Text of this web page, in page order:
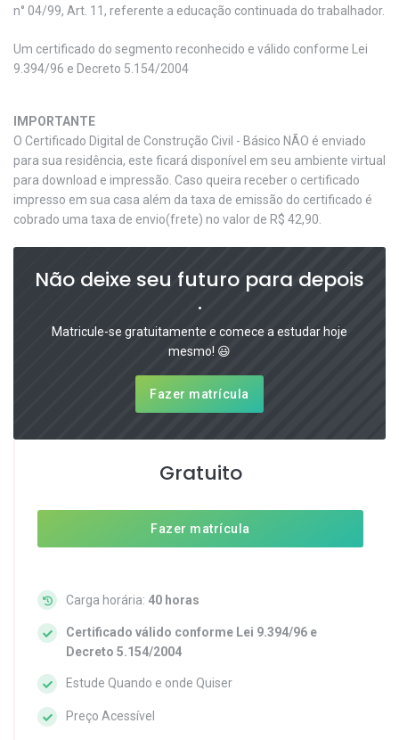
n° 04/99, Art. 11, referente a educação continuada do trabalhador.
Um certificado do segmento reconhecido e válido conforme Lei
9.394/96 e Decreto 5.154/2004
IMPORTANTE
O Certificado Digital de Construção Civil - Básico NÃO é enviado
para sua residência, este ficará disponível em seu ambiente virtual
para download e impressão. Caso queira receber o certificado
impresso em sua casa além da taxa de emissão do certificado é
cobrado uma taxa de envio(frete) no valor de R$ 42,90.
Não deixe seu futuro para depois
.
Matricule-se gratuitamente e comece a estudar hoje
mesmo! 😃
Fazer matrícula
Gratuito
Fazer matrícula
Carga horária: 40 horas
Certificado válido conforme Lei 9.394/96 e
Decreto 5.154/2004
Estude Quando e onde Quiser
Preço Acessível